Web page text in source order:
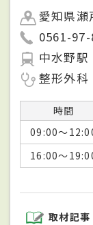
愛知県
0561-
中水野駅
整形外科
時間
09:00～
16:00～
取材記事